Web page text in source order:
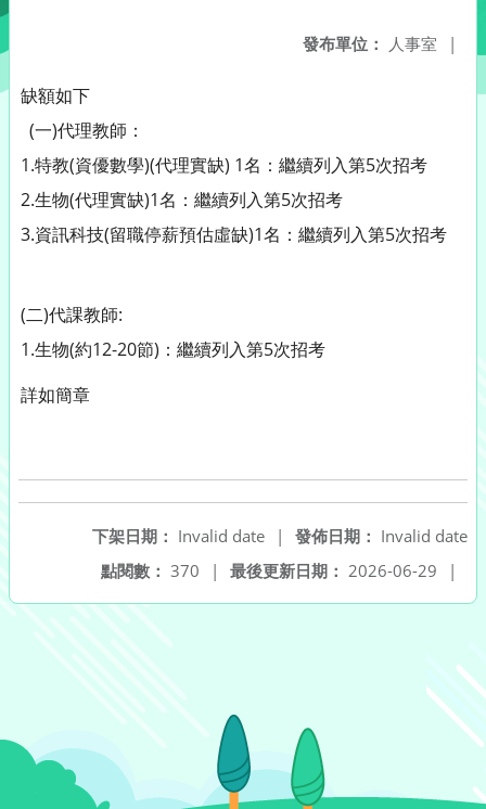
發布單位： 人事室 |
缺額如下
(一)代理教師：
1.特教(資優數學)(代理實缺) 1名：繼續列入第5次招考
2.生物(代理實缺)1名：繼續列入第5次招考
3.資訊科技(留職停薪預估虛缺)1名：繼續列入第5次招考
(二)代課教師:
1.生物(約12-20節)：繼續列入第5次招考
詳如簡章
發佈日期： Invalid date
下架日期： Invalid date
|
最後更新日期： 2026-06-29 |
點閱數： 370 |